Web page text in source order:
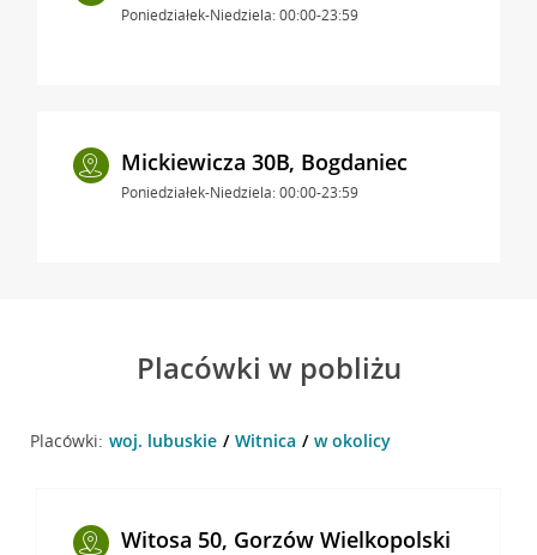
Poniedziałek-Niedziela: 00:00-23:59
Mickiewicza 30B, Bogdaniec
Poniedziałek-Niedziela: 00:00-23:59
Placówki w pobliżu
Placówki: woj. lubuskie Witnica w okolicy
Witosa 50, Gorzów Wielkopolski